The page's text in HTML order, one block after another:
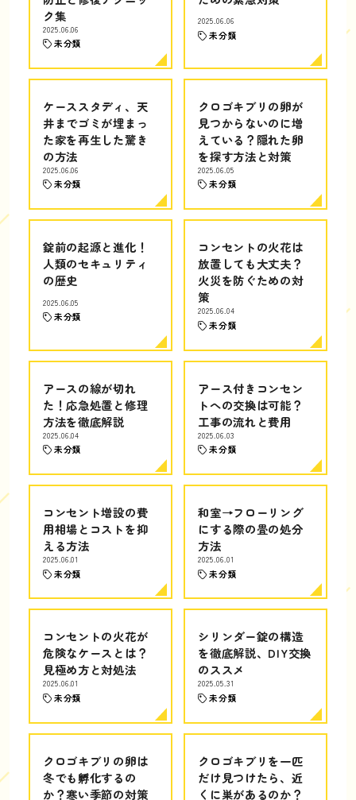
ク集
2025.06.06
未分類
2025.06.06
未分類
ケーススタディ、天
井までゴミが埋まっ
た家を再生した驚き
の方法
2025.06.06
未分類
クロゴキブリの卵が
見つからないのに増
えている？隠れた卵
を探す方法と対策
2025.06.05
未分類
錠前の起源と進化！
人類のセキュリティ
の歴史
2025.06.05
未分類
コンセントの火花は
放置しても大丈夫？
火災を防ぐための対
策
2025.06.04
未分類
アースの線が切れ
た！応急処置と修理
方法を徹底解説
2025.06.04
未分類
アース付きコンセン
トへの交換は可能？
工事の流れと費用
2025.06.03
未分類
コンセント増設の費
用相場とコストを抑
える方法
2025.06.01
未分類
和室→フローリング
にする際の畳の処分
方法
2025.06.01
未分類
コンセントの火花が
危険なケースとは？
見極め方と対処法
2025.06.01
未分類
シリンダー錠の構造
を徹底解説、DIY交換
のススメ
2025.05.31
未分類
クロゴキブリの卵は
冬でも孵化するの
か？寒い季節の対策
クロゴキブリを一匹
だけ見つけたら、近
くに巣があるのか？